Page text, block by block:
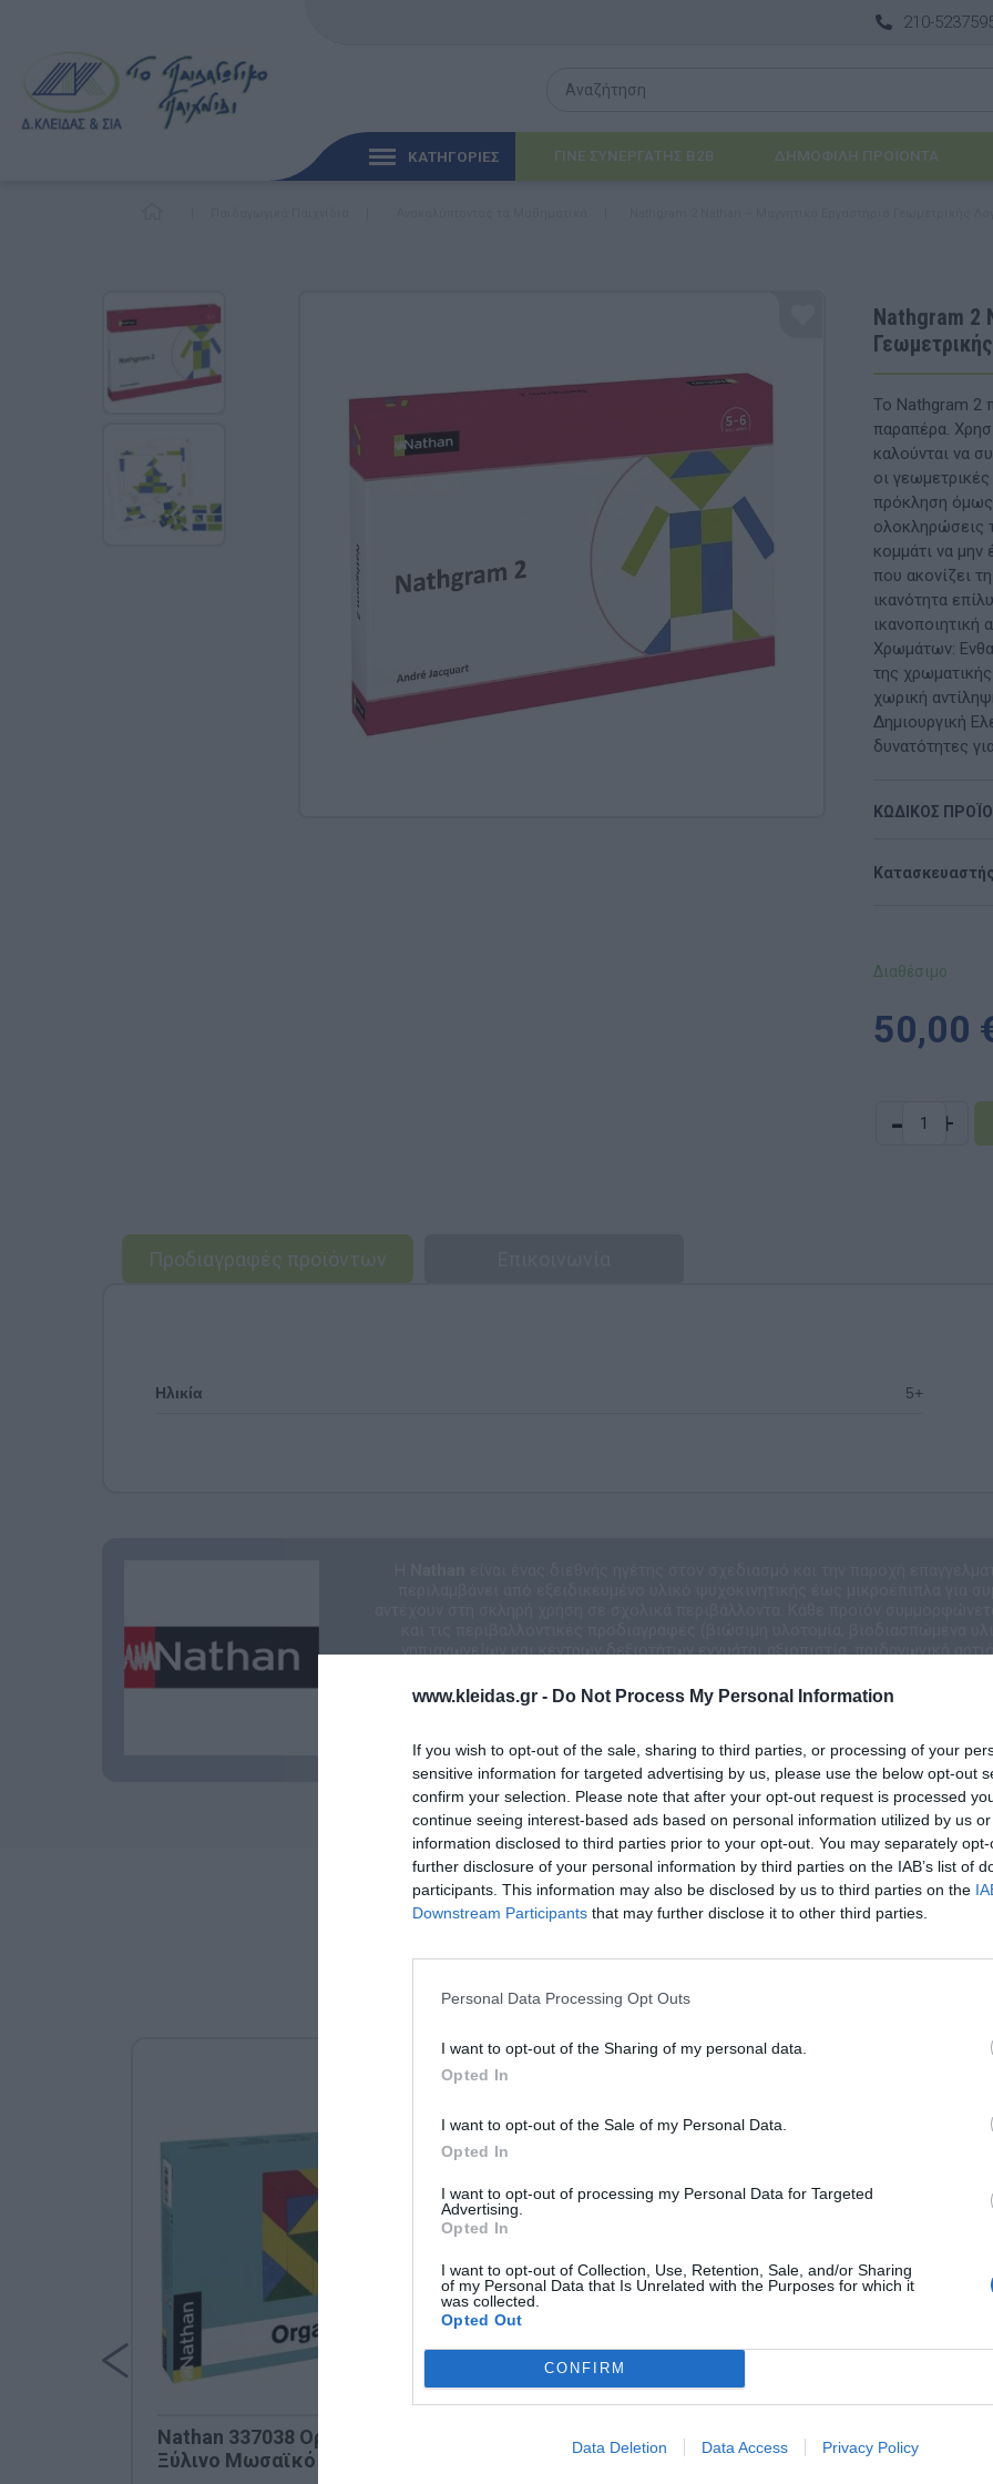
www.kleidas.gr - Do Not Process My Personal Information
If you wish to opt-out of the sale, sharing to third parties, or processing of your
sensitive information for targeted advertising by us, please use the below opt-out
confirm your selection. Please note that after your opt-out request is processed
continue seeing interest-based ads based on personal information utilized by us
information disclosed to third parties prior to your opt-out. You may separately
further disclosure of your personal information by third parties on the IAB’s list of
participants. This information may also be disclosed by us to third parties on the
Downstream Participants that may further disclose it to other third parties.
Personal Data Processing Opt Outs
I want to opt-out of the Sharing of my personal data.
Opted In
I want to opt-out of the Sale of my Personal Data.
Opted In
I want to opt-out of processing my Personal Data for Targeted
Advertising.
Opted In
I want to opt-out of Collection, Use, Retention, Sale, and/or Sharing
of my Personal Data that Is Unrelated with the Purposes for which it
was collected.
Opted Out
CONFIRM
Data Deletion Data Access Privacy Policy
210-
ΚΑΤΗΓΟΡΙΕΣ
Γλώσσα & Γραφή
Ανακαλύπτοντας τα Μαθηματικά
Ανακαλύπτοντας το Χρόνο
ΠΑΖΛ & ΣΦΗΝΏΜΑΤΑ
ΚΑΤΑΣΚΕΥΈΣ-STEM
ΜΈΘΟΔΟΣ MONTESSORI
ΈΠΙΠΛΑ & ΕΞΟΠΛΙΣΜΌΣ
Βασικός εξοπλισμός & Μονάδες
Μαλακή Γωνιά
Παιδικό Δωμάτιο
Χειροτεχνία
Συνθέσεις Παιδικής Χαράς για ΑμεΑ
ΓΙΝΕ ΣΥΝΕΡΓΑΤΗΣ B2B ΔΗΜΟΦΙΛΉ ΠΡΟΪΌΝΤΑ
Nathgram 2
Το Nathgram 2
παραπέρα.
καλούνται να
οι
πρόκληση όμως
ολοκληρώσεις
κομμάτι να μην
που ακονίζει
ικανότητα
ικανοποιητική
Χρωμάτων:
της
χωρική
Δημιουργική
δυνατότητες
ΚΩΔΙΚΟΣ
Διαθέσιμο
50,00
- +
Προδιαγραφές προϊόντων
Ηλικία 5+
νηπιαγωγείων και κέντρων δεξιοτήτων εγγυάται αξιοπιστία, παιδαγωγική
Σχετικά προϊόντα
Nathan 337038 Οργανοχρώματα -
Ξύλινο Μωσαϊκό & Μοτίβα
Ακροβάτες Εργαστήριο Nathan –
Εκπαιδευτικό Σύστημα Χωρικής